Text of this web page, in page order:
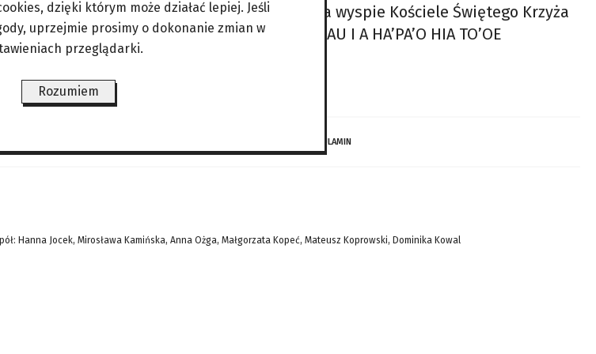
Nui miasteczku Hanga Roa, w głównym na wyspie Kościele Świętego Krzyża
I A RA TO’OE IOA I A TAE TO’OE RAHAU I A HA’PA’O HIA TO’OE
REGULAMIN
Hanna Jocek, Mirosława Kamińska, Anna Ożga, Małgorzata Kopeć, Mateusz Koprowski, Dominika Kowal
dzięki którym może działać lepiej. Jeśli
uprzejmie prosimy o dokonanie zmian w
przeglądarki.
Rozumiem